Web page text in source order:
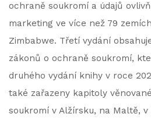
ochraně soukromí a údajů
marketing ve více než 79
Zimbabwe. Třetí vydání
zákonů o ochraně soukromí,
druhého vydání knihy v roce
také zařazeny kapitoly
soukromí v Alžírsku, na Maltě,